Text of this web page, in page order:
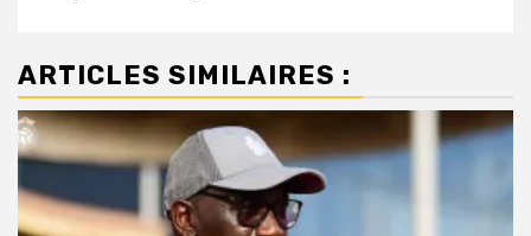
ARTICLES SIMILAIRES :